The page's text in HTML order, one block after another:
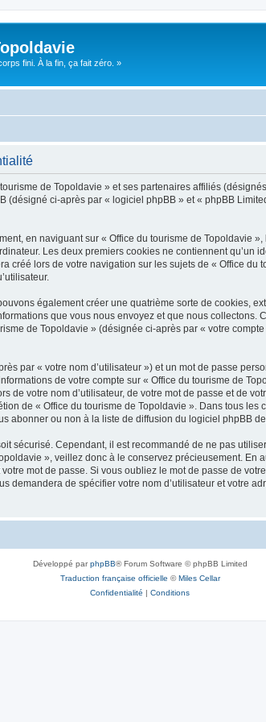
fini. À la fin, ça fait zéro. »
de Topoldavie » et ses partenaires affiliés
ci-après par « logiciel phpBB » et « phpBB
en naviguant sur « Office du tourisme de Topoldavie
Les deux premiers cookies ne contiennent qu’un
créé lors de votre navigation sur les sujets de « Office
également créer une quatrième sorte de cookies,
que vous nous envoyez et que nous
de Topoldavie » (désignée ci-après par « votre
par « votre nom d’utilisateur ») et un mot de passe
de votre compte sur « Office du tourisme de
de votre nom d’utilisateur, de votre mot de passe et de
de « Office du tourisme de Topoldavie ». Dans tous
abonner ou non à la liste de diffusion du logiciel phpBB
sécurisé. Cependant, il est recommandé de ne pas
», veillez donc à le conservez précieusement.
mot de passe. Si vous oubliez le mot de passe de
demandera de spécifier votre nom d’utilisateur et votre
Développé parphpBB® Forum Software © phpBB Limited
Traduction française officielle ©Miles Cellar
Confidentialité | Conditions